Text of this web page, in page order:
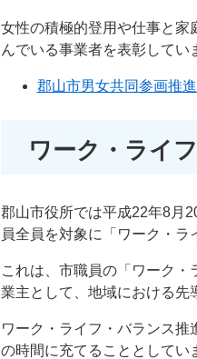
女性の積極的登用や仕事と家
んでいる事業者を表彰してい
郡山市男女共同参画推
ワーク・ライ
郡山市役所では平成22年8月
員全員を対象に「ワーク・ラ
これは、市職員の「ワーク
業主として、地域における先
ワーク・ライフ・バランス
の時間に充てることとしてい